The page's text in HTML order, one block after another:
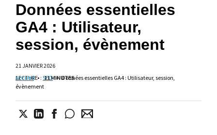
Données essentielles
GA4 : Utilisateur,
session, évènement
21 JANVIER 2026
LECTURE : 11 MINUTES
Accueil • SEO • Données essentielles GA4 : Utilisateur, session,
évènement